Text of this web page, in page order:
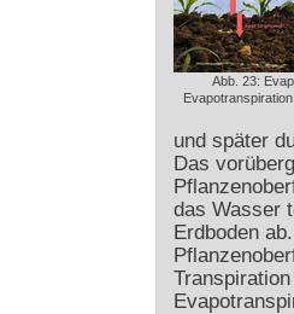
Abb. 23:
und später
Das
das Wasser
Erdboden